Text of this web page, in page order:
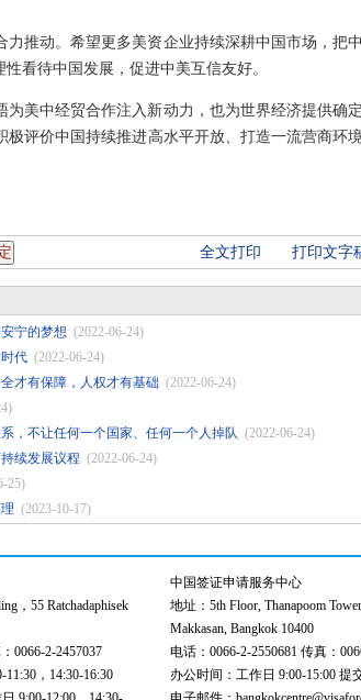
推动。希望更多美资企业持续深耕中国市场，把
看待中国发展，促进中美互信友好。
美中经贸合作注入新动力，也为世界经济提供确
评价中国持续推进高水平开放、打造一流营商环
全文打印 打印文字
宁的梦想 (2022-06-24)
代 (2022-06-24)
才有保障，人权才有基础 (2022-06-24)
，不让任何一个国家、任何一个人掉队 (2022-06-24)
续发展议程 (2022-06-24)
25)
(2023-10-17)
，55 Ratchadaphisek
0066-2-2457037
，14:30-16:30
中国签证申请服务中心
地址：5th Floor, Thanapoom
Makkasan, Bangkok 10400
电话：0066-2-2550681 传真：
办公时间：工作日 9:00-15:00 提